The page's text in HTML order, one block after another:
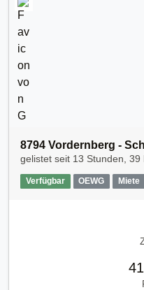
8794 Vordernberg -
gelistet seit 13 Stunden, 39
Verfügbar OEWG Miete